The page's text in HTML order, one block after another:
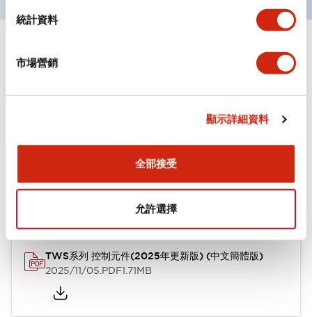
統計資料
市場營銷
顯示詳細資料
全部接受
允許選擇
文件和檔案
TWS系列 控制元件(2025年更新版) (英文版)
2025/11/04.PDF1.30MB
TWS系列 控制元件(2025年更新版) (中文簡體版)
2025/11/05.PDF1.71MB